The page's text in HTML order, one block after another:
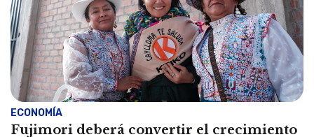
ECONOMÍA
Fujimori deberá convertir el crecimiento